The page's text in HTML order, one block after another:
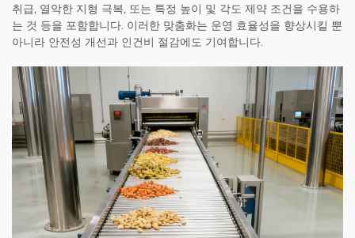
취급, 열악한 지형 극복, 또는 특정 높이 및 각도 제약 조건을 수용하
는 것 등을 포함합니다. 이러한 맞춤화는 운영 효율성을 향상시킬 뿐
아니라 안전성 개선과 인건비 절감에도 기여합니다.